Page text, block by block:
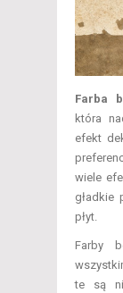
Farba
która
efekt
wiele
gładkie
płyt.
Farby
te są